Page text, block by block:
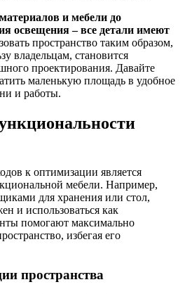
и мебели до
освещения – все детали имеют
пространство таким образом,
владельцам, становится
проектирования. Давайте
маленькую площадь в удобное
и работы.
к оптимизации является
мебели. Например,
для хранения или стол,
и использоваться как
помогают максимально
избегая его
пространства